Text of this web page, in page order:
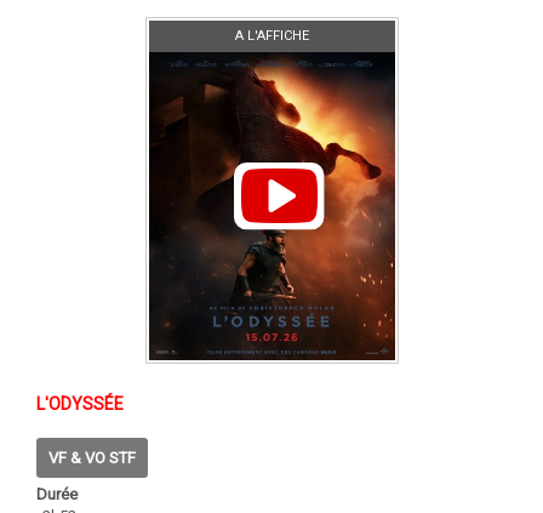
A L'AFFICHE
L'ODYSSÉE
VF & VO STF
Durée